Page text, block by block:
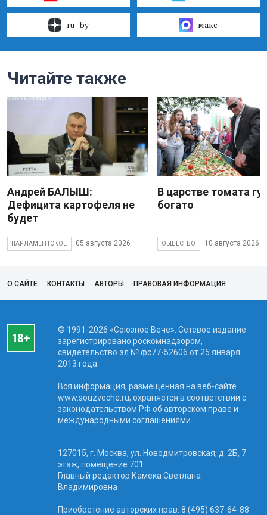
ru–by макс
Читайте также
Андрей БАЛЫШ:
Дефицита картофеля не
будет
ПАРЛАМЕНТСКОЕ 05 августа 2026
В царстве томата
богато
ОБЩЕСТВО 10 августа 2026
О САЙТЕ КОНТАКТЫ АВТОРЫ ПРАВОВАЯ ИНФОРМАЦИЯ
© 1991-2026 «Союзное Вече». Сетевое издание
зарегистрировано роскомнадзором,
свидетельство эл № фc77-52606 от 25 января
2013 года.
Вся информация, размещенная на веб-сайте
www.souzveche.ru, охраняется в соответствии с
законодательством РФ об авторском праве и
международными соглашениями.
127015, г. Москва, ул. Новодмитровская, д. 2Б, 7
этаж, помещение 701
Главный редактор Камека Светлана
Владимировна
Приобретение авторских прав: 8 (495) 637-64-88